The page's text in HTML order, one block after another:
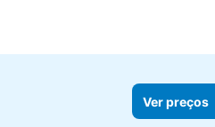
Ver preços